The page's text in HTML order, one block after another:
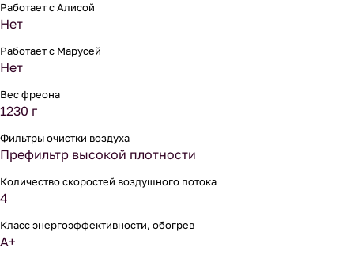
Работает с Алисой
Нет
Работает с Марусей
Нет
Вес фреона
1230 г
Фильтры очистки воздуха
Префильтр высокой плотности
Количество скоростей воздушного потока
4
Класс энергоэффективности, обогрев
A+